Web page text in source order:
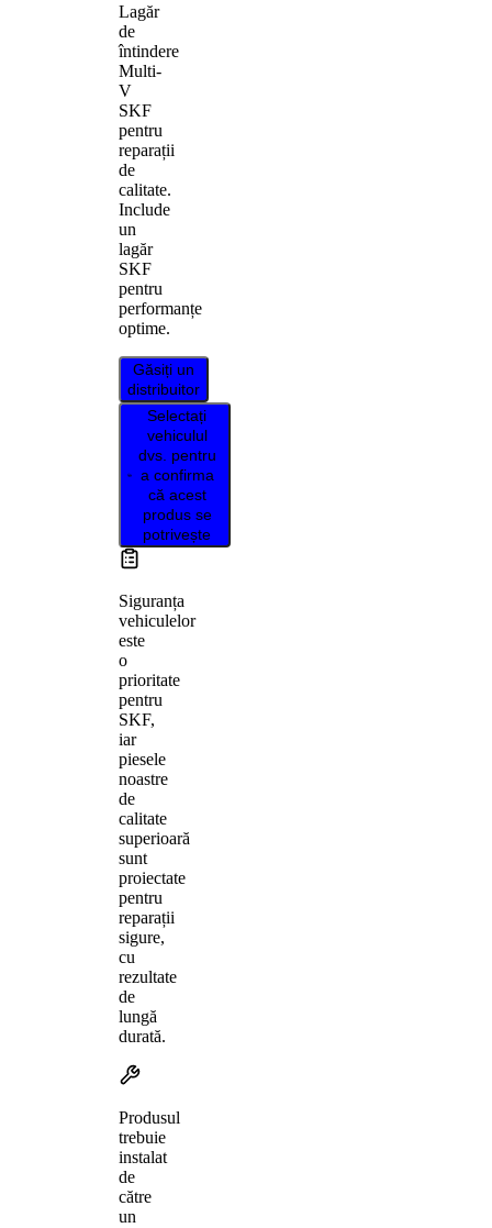
Lagăr
de
întindere
Multi-
V
SKF
pentru
reparații
de
calitate.
Include
un
lagăr
SKF
pentru
performanțe
optime.
Găsiți un
distribuitor
Selectați
vehiculul
dvs. pentru
a confirma
că acest
produs se
potrivește
Siguranța
vehiculelor
este
o
prioritate
pentru
SKF,
iar
piesele
noastre
de
calitate
superioară
sunt
proiectate
pentru
reparații
sigure,
cu
rezultate
de
lungă
durată.
Produsul
trebuie
instalat
de
către
un